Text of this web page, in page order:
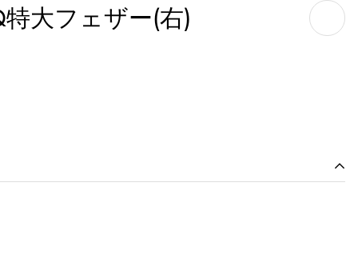
大フェザー(右)